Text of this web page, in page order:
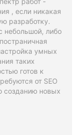
, если никакая
разработку.
небольшой, либо
умных
таких
готов к
от SEO
созданию новых